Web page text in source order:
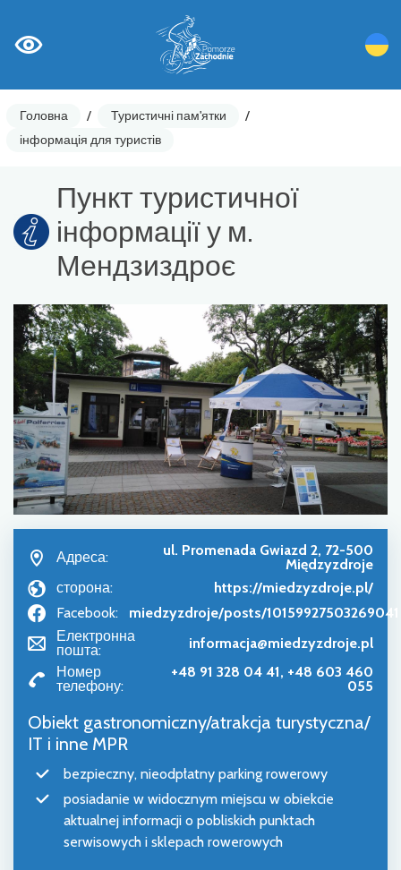
Головна / Туристичні пам'ятки
/
інформація для туристів
Пункт туристичної
інформації у м.
Мендзиздроє
Адреса:
ul. Promenada Gwiazd 2, 72-500
Międzyzdroje
сторона:
https://miedzyzdroje.pl/
Facebook:
miedzyzdroje/posts/10159927503269041
Електронна
пошта:
informacja@miedzyzdroje.pl
Номер
телефону:
+48 91 328 04 41, +48 603 460
055
Obiekt gastronomiczny/atrakcja turystyczna/
IT i inne MPR
bezpieczny, nieodpłatny parking rowerowy
posiadanie w widocznym miejscu w obiekcie
aktualnej informacji o pobliskich punktach
serwisowych i sklepach rowerowych